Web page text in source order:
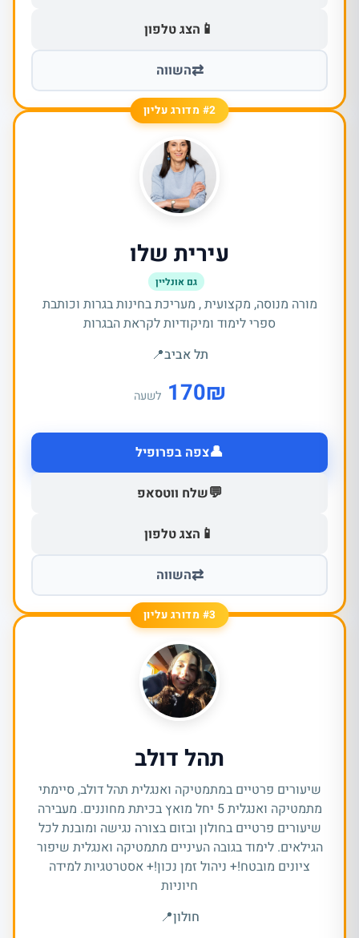
📱 הצג טלפון
⇄השווה
#2 מדורג עליון
עירית שלו
גם אונליין
מורה מנוסה, מקצועית , מעריכת בחינות בגרות וכותבת
ספרי לימוד ומיקודיות לקראת הבגרות
תל אביב📍
₪
170 לשעה
👤צפה בפרופיל
💬שלח ווטסאפ
📱 הצג טלפון
⇄השווה
#3 מדורג עליון
תהל דולב
שיעורים פרטיים במתמטיקה ואנגלית תהל דולב, סיימתי
מתמטיקה ואנגלית 5 יחל מואץ בכיתת מחוננים. מעבירה
שיעורים פרטיים בחולון ובזום בצורה נגישה ומובנת לכל
הגילאים. לימוד בגובה העיניים מתמטיקה ואנגלית שיפור
ציונים מובטח!+ ניהול זמן נכון!+ אסטרטגיות למידה
חיוניות
חולון📍